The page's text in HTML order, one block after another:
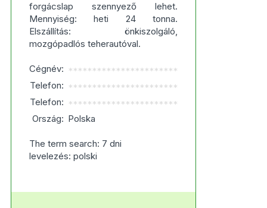
forgácslap szennyező lehet.
Mennyiség: heti 24 tonna.
Elszállítás: önkiszolgáló,
mozgópadlós teherautóval.
Cégnév: ***********************
Telefon: ***********************
Telefon: ***********************
Ország: Polska
The term search: 7 dni
levelezés: polski